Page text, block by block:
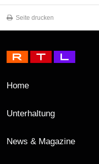
Seite drucken
Home
Unterhaltung
News & Magazine